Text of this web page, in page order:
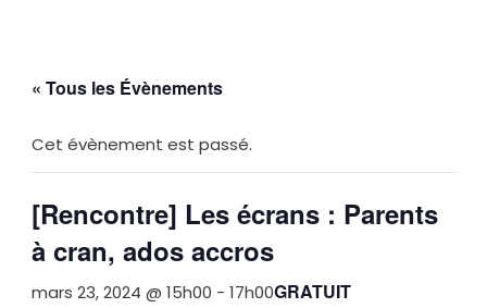
« Tous les Évènements
Cet évènement est passé.
[Rencontre] Les écrans : Parents
à cran, ados accros
mars 23, 2024 @ 15h00 - 17h00GRATUIT